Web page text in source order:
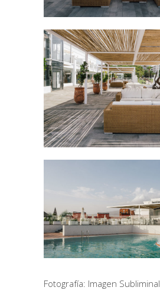
Fotografía: Imagen Subliminal